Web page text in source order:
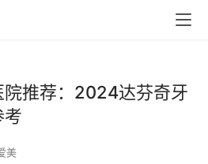
院推荐：2024达芬奇牙
考
美